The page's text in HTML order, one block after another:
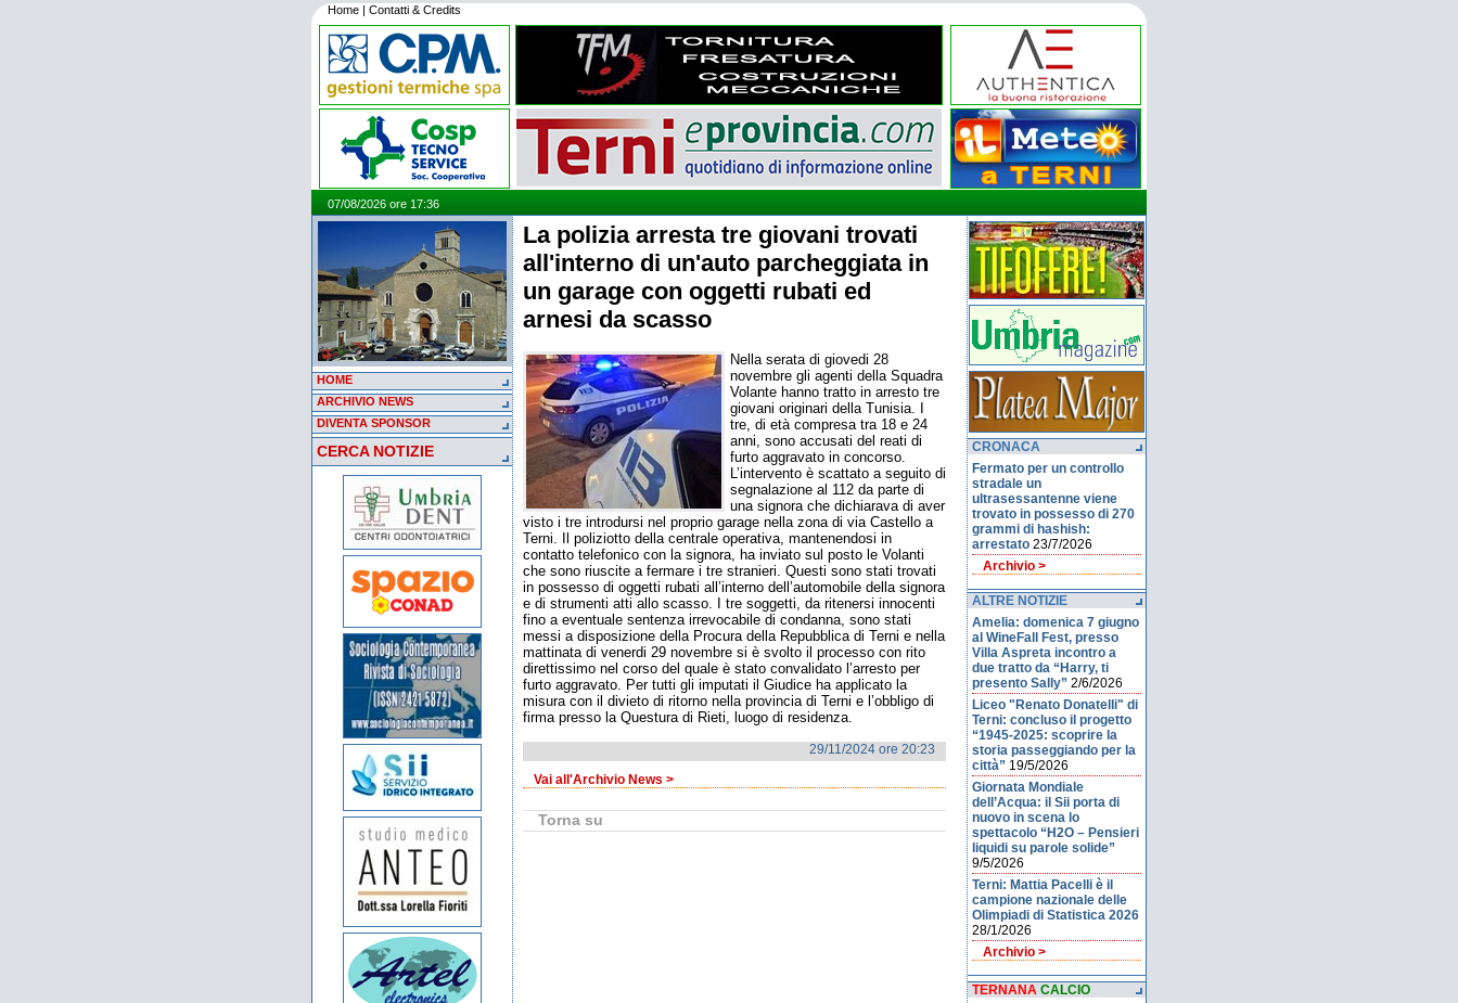
Home | Contatti & Credits
07/08/2026 ore 17:36
HOME
ARCHIVIO NEWS
DIVENTA SPONSOR
CERCA NOTIZIE
CRONACA
Fermato per un controllo
stradale un
ultrasessantenne viene
trovato in possesso di 270
grammi di hashish:
arrestato 23/7/2026
Archivio >
ALTRE NOTIZIE
Amelia: domenica 7 giugno
al WineFall Fest, presso
Villa Aspreta incontro a
due tratto da “Harry, ti
presento Sally” 2/6/2026
Liceo "Renato Donatelli" di
Terni: concluso il progetto
“1945-2025: scoprire la
storia passeggiando per la
città” 19/5/2026
Giornata Mondiale
dell’Acqua: il Sii porta di
nuovo in scena lo
spettacolo “H2O – Pensieri
liquidi su parole solide”
9/5/2026
Terni: Mattia Pacelli è il
campione nazionale delle
Olimpiadi di Statistica 2026
28/1/2026
Archivio >
TERNANA CALCIO
La polizia arresta tre giovani trovati
all'interno di un'auto parcheggiata in
un garage con oggetti rubati ed
arnesi da scasso
Nella serata di giovedi 28
novembre gli agenti della Squadra
Volante hanno tratto in arresto tre
giovani originari della Tunisia. I
tre, di età compresa tra 18 e 24
anni, sono accusati del reati di
furto aggravato in concorso.
L’intervento è scattato a seguito di
segnalazione al 112 da parte di
una signora che dichiarava di aver
visto i tre introdursi nel proprio garage nella zona di via Castello a
Terni. Il poliziotto della centrale operativa, mantenendosi in
contatto telefonico con la signora, ha inviato sul posto le Volanti
che sono riuscite a fermare i tre stranieri. Questi sono stati trovati
in possesso di oggetti rubati all’interno dell’automobile della signora
e di strumenti atti allo scasso. I tre soggetti, da ritenersi innocenti
fino a eventuale sentenza irrevocabile di condanna, sono stati
messi a disposizione della Procura della Repubblica di Terni e nella
mattinata di venerdi 29 novembre si è svolto il processo con rito
direttissimo nel corso del quale è stato convalidato l’arresto per
furto aggravato. Per tutti gli imputati il Giudice ha applicato la
misura con il divieto di ritorno nella provincia di Terni e l’obbligo di
firma presso la Questura di Rieti, luogo di residenza.
29/11/2024 ore 20:23
Vai all'Archivio News >
Torna su